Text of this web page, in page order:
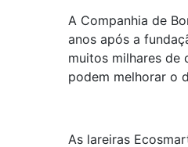
A Companhia de
anos após a
muitos milhares de
podem melhorar o
As lareiras